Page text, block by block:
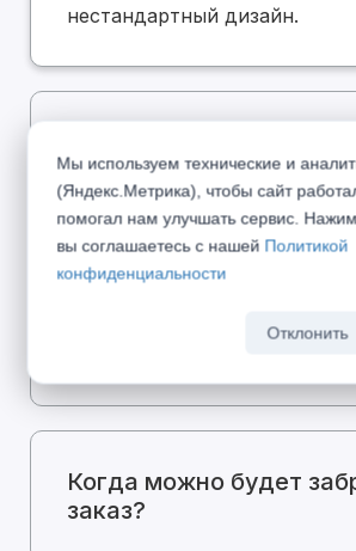
нестандартный дизайн.
дешевые двери по
цене?
Какие способы оплаты
Когда можно будет
заказ?
Мы используем технические и
(Яндекс.Метрика), чтобы сайт
помогал нам улучшать сервис.
вы соглашаетесь с нашей Политикой
конфиденциальности
Отклонить